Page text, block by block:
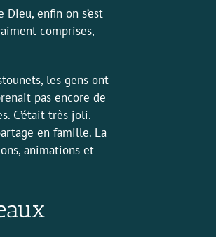
Dieu, enfin on s’est
comprises,
les gens ont
pas encore de
C’était très joli.
en famille. La
animations et